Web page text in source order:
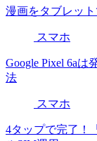
漫画をタブレッ
スマホ
Google Pixel 6a
法
スマホ
4タップで完了！